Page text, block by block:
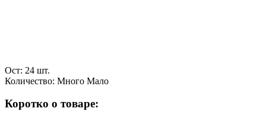
Ост: 24 шт.
Количество: Много Мало
Коротко о товаре: